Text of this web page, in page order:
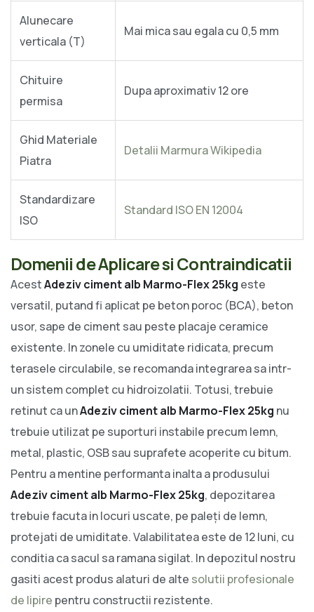
Alunecare
verticala (T)
Mai mica sau egala cu 0,5 mm
Chituire
permisa
Dupa aproximativ 12 ore
Ghid Materiale
Piatra
Detalii Marmura Wikipedia
Standardizare
ISO
Standard ISO EN 12004
Domenii de Aplicare si Contraindicatii
AcestAdeziv ciment alb Marmo-Flex 25kg este
versatil, putand fi aplicat pe beton poroc (BCA), beton
usor, sape de ciment sau peste placaje ceramice
existente. In zonele cu umiditate ridicata, precum
terasele circulabile, se recomanda integrarea sa intr-
un sistem complet cu hidroizolatii. Totusi, trebuie
retinut ca unAdeziv ciment alb Marmo-Flex 25kg nu
trebuie utilizat pe suporturi instabile precum lemn,
metal, plastic, OSB sau suprafete acoperite cu bitum.
Pentru a mentine performanta inalta a produsului
Adeziv ciment alb Marmo-Flex 25kg, depozitarea
trebuie facuta in locuri uscate, pe paleți de lemn,
protejati de umiditate. Valabilitatea este de 12 luni, cu
conditia ca sacul sa ramana sigilat. In depozitul nostru
gasiti acest produs alaturi de alte solutii profesionale
de lipire pentru constructii rezistente.